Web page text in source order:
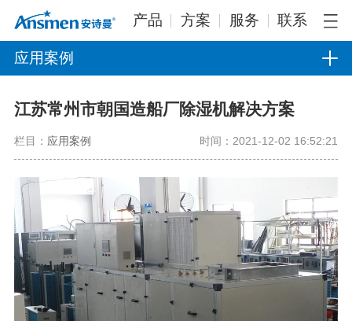
产品 方案 服务 联系
应用案例
江苏常州市朝国造船厂除湿机解决方案
栏目： 应用案例 时间：2021-12-02 16:52:21